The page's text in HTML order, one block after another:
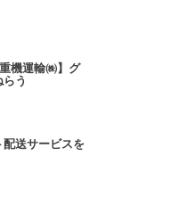
機運輸㈱】グ
う
送サービスを